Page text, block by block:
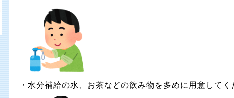
・水分補給の水、お茶などの飲み物を多めに用意してく